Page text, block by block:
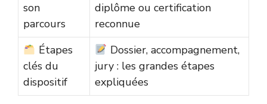
son
parcours
diplôme ou certification
reconnue
Étapes
clés du
dispositif
Dossier, accompagnement,
jury : les grandes étapes
expliquées